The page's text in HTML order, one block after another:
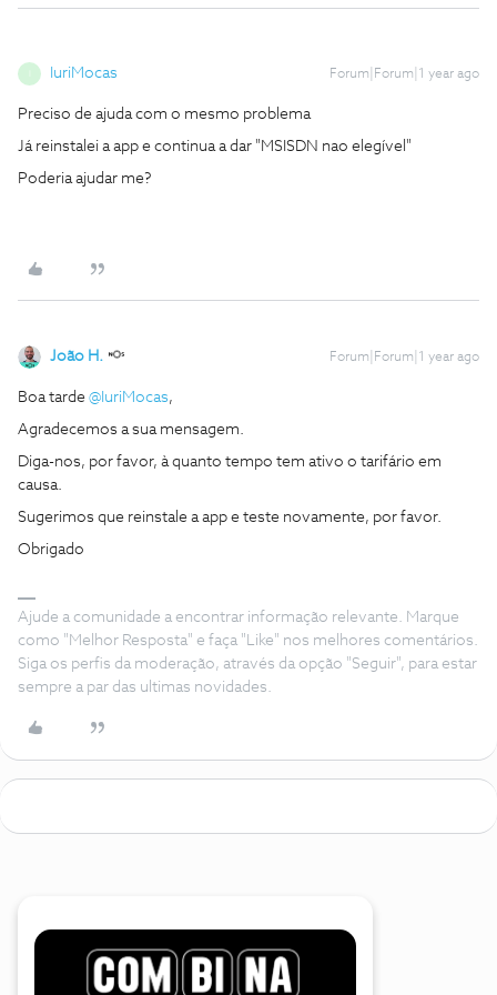
IuriMocas Forum|Forum|1 year ago
Preciso de ajuda com o mesmo problema
Já reinstalei a app e continua a dar "MSISDN nao elegível"
Poderia ajudar me?
João H. Forum|Forum|1 year ago
Boa tarde @IuriMocas,
Agradecemos a sua mensagem.
Diga-nos, por favor, à quanto tempo tem ativo o tarifário em
causa.
Sugerimos que reinstale a app e teste novamente, por favor.
Obrigado
Ajude a comunidade a encontrar informação relevante. Marque
como "Melhor Resposta" e faça "Like" nos melhores comentários.
Siga os perfis da moderação, através da opção "Seguir", para estar
sempre a par das ultimas novidades.